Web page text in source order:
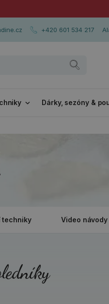
+420 601 534 217
Dárky, sezóny &
techniky Video návody